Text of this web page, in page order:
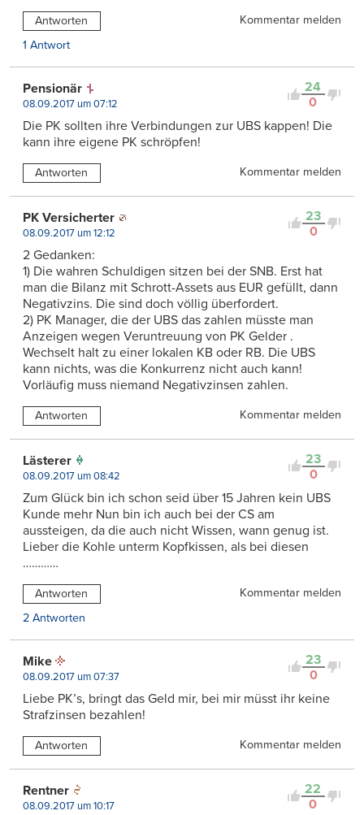
Antworten
Kommentar melden
1 Antwort
24
0
Pensionär
08.09.2017 um 07:12
Die PK sollten ihre Verbindungen zur UBS kappen! Die
kann ihre eigene PK schröpfen!
Antworten Kommentar melden
23
0
PK Versicherter
08.09.2017 um 12:12
2 Gedanken:
1) Die wahren Schuldigen sitzen bei der SNB. Erst hat
man die Bilanz mit Schrott-Assets aus EUR gefüllt, dann
Negativzins. Die sind doch völlig überfordert.
2) PK Manager, die der UBS das zahlen müsste man
Anzeigen wegen Veruntreuung von PK Gelder .
Wechselt halt zu einer lokalen KB oder RB. Die UBS
kann nichts, was die Konkurrenz nicht auch kann!
Vorläufig muss niemand Negativzinsen zahlen.
Antworten Kommentar melden
23
0
Lästerer
08.09.2017 um 08:42
Zum Glück bin ich schon seid über 15 Jahren kein UBS
Kunde mehr Nun bin ich auch bei der CS am
aussteigen, da die auch nicht Wissen, wann genug ist.
Lieber die Kohle unterm Kopfkissen, als bei diesen
…………
Antworten
Kommentar melden
2 Antworten
23
0
Mike
08.09.2017 um 07:37
Liebe PK’s, bringt das Geld mir, bei mir müsst ihr keine
Strafzinsen bezahlen!
Antworten Kommentar melden
22
0
Rentner
08.09.2017 um 10:17